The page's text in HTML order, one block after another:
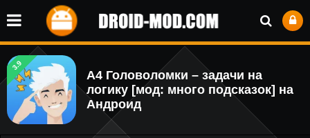
3.9
А4 Головоломки – задачи на
логику [мод: много подсказок] на
Андроид